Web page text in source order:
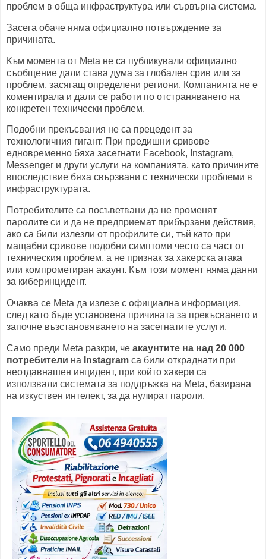
проблем в обща инфраструктура или сървърна система.
Засега обаче няма официално потвърждение за
причината.
Към момента от Meta не са публикували официално
съобщение дали става дума за глобален срив или за
проблем, засягащ определени региони. Компанията не е
коментирала и дали се работи по отстраняването на
конкретен технически проблем.
Подобни прекъсвания не са прецедент за
технологичния гигант. При предишни сривове
едновременно бяха засегнати Facebook, Instagram,
Messenger и други услуги на компанията, като причините
впоследствие бяха свързвани с технически проблеми в
инфраструктурата.
Потребителите са посъветвани да не променят
паролите си и да не предприемат прибързани действия,
ако са били излезли от профилите си, тъй като при
мащабни сривове подобни симптоми често са част от
техническия проблем, а не признак за хакерска атака
или компрометиран акаунт. Към този момент няма данни
за киберинцидент.
Очаква се Meta да излезе с официална информация,
след като бъде установена причината за прекъсването и
започне възстановяването на засегнатите услуги.
Само преди Meta разкри, че акаунтите на над 20 000
потребители на Instagram са били откраднати при
неотдавнашен инцидент, при който хакери са
използвали системата за поддръжка на Meta, базирана
на изкуствен интелект, за да нулират пароли.